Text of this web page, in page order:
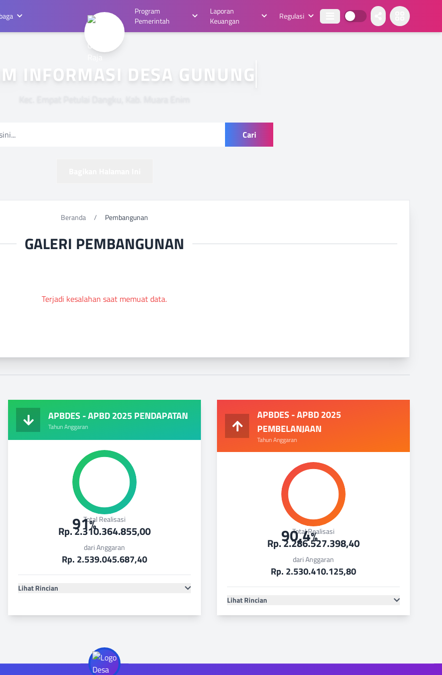
Program
Pemerintah
Laporan
Keuangan
Regulasi
INFORMASI DESA GUNUNG RAJ
Cari
Beranda / Pembangunan
GALERI PEMBANGUNAN
Terjadi kesalahan saat memuat data.
APBDES - APBD 2025 PENDAPATAN
Tahun Anggaran
91%
Total Realisasi
Rp. 2.310.364.855,00
dari Anggaran
Rp. 2.539.045.687,40
Lihat Rincian
APBDES - APBD 2025
PEMBELANJAAN
Tahun Anggaran
90,4%
Total Realisasi
Rp. 2.286.527.398,40
dari Anggaran
Rp. 2.530.410.125,80
Lihat Rincian